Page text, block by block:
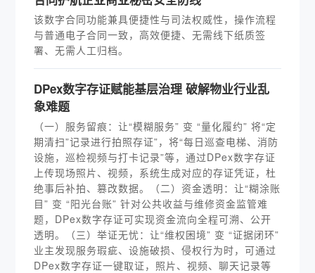
该数字合同功能兼具便捷性与司法权威性，操作流程
与普通电子合同一致，高效便捷、无需线下纸质签
署、无需人工归档。
DPex数字存证赋能基层治理 破解物业行业乱
象难题
（一）服务留痕：让“模糊服务” 变 “量化履约” 将“定
期清扫”记录进行拍照存证”，将“每日巡查电梯、消防
设施，巡检视频与打卡记录”等，通过DPex数字存证
上传现场照片、视频，系统生成对应的存证凭证，杜
绝事后补拍、篡改数据。（二）资金透明：让“糊涂账
目” 变 “阳光台账” 针对公共收益与维修资金监管难
题，DPex数字存证可实现资金流向全程可溯、公开
透明。（三）举证无忧：让“维权困境” 变 “证据闭环”
业主发现服务瑕疵、设施破损、侵权行为时，可通过
DPex数字存证一键取证，照片、视频、聊天记录等